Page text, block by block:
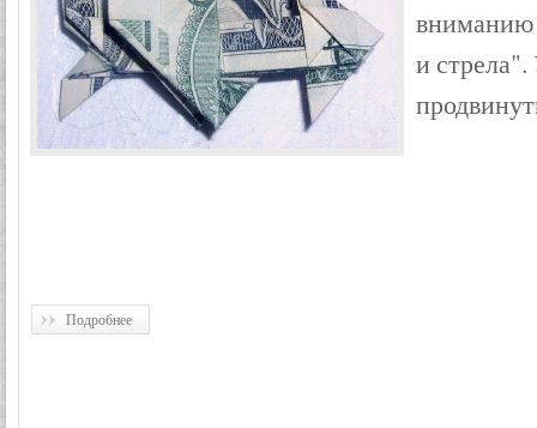
вниманию
и
Подробнее